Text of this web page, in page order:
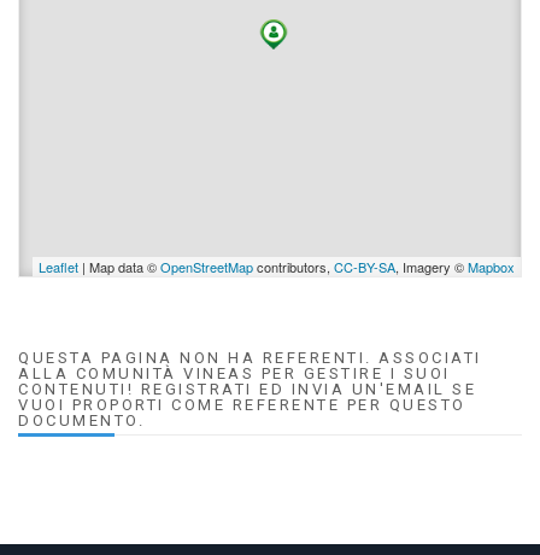
Leaflet | Map data ©OpenStreetMapcontributors, CC-BY-SA, Imagery ©Mapbox
QUESTA PAGINA NON HA REFERENTI. ASSOCIATI
ALLA COMUNITÀ VINEAS PER GESTIRE I SUOI
CONTENUTI! REGISTRATI ED INVIA UN'EMAIL SE
VUOI PROPORTI COME REFERENTE PER QUESTO
DOCUMENTO.